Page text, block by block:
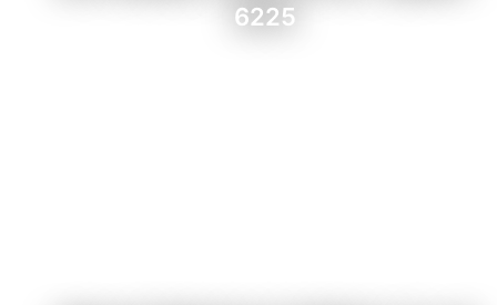
6225